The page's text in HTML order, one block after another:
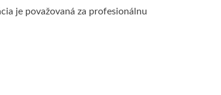
je považovaná za profesionálnu